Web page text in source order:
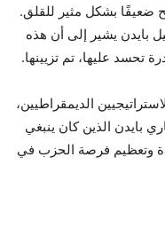
ضعيفًا بشكل مثير للقلق.
بايدن يشير إلى أن هذه
تحسد عليها، تم تزيينها.
الديمقراطيين،
بايدن الذين كان ينبغي
وتعظيم فرصة الحزب في